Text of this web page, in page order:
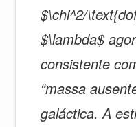
$\chi^2/
$\lambda$
consistente
“massa
galáctica. A